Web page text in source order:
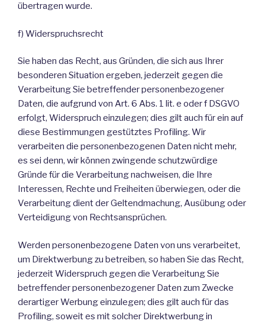
übertragen wurde.
f) Widerspruchsrecht
Sie haben das Recht, aus Gründen, die sich aus Ihrer
besonderen Situation ergeben, jederzeit gegen die
Verarbeitung Sie betreffender personenbezogener
Daten, die aufgrund von Art. 6 Abs. 1 lit. e oder f DSGVO
erfolgt, Widerspruch einzulegen; dies gilt auch für ein auf
diese Bestimmungen gestütztes Profiling. Wir
verarbeiten die personenbezogenen Daten nicht mehr,
es sei denn, wir können zwingende schutzwürdige
Gründe für die Verarbeitung nachweisen, die Ihre
Interessen, Rechte und Freiheiten überwiegen, oder die
Verarbeitung dient der Geltendmachung, Ausübung oder
Verteidigung von Rechtsansprüchen.
Werden personenbezogene Daten von uns verarbeitet,
um Direktwerbung zu betreiben, so haben Sie das Recht,
jederzeit Widerspruch gegen die Verarbeitung Sie
betreffender personenbezogener Daten zum Zwecke
derartiger Werbung einzulegen; dies gilt auch für das
Profiling, soweit es mit solcher Direktwerbung in